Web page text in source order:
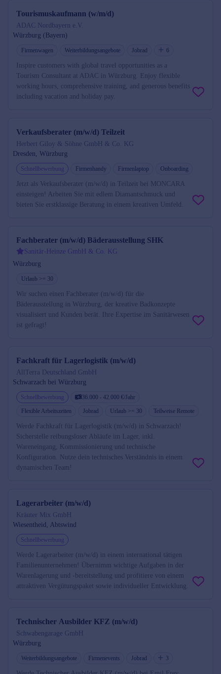
Tourismuskaufmann (w/m/d)
ADAC Nordbayern e.V.
Würzburg (Bayern)
Firmenwagen Weiterbildungsangebote Jobrad 6
Inspire customers with global travel opportunities as a
Tourism Consultant at ADAC in Würzburg. Enjoy flexible
working hours, comprehensive training, and generous benefits
including vacation and holiday pay.
Verkaufsberater (m/w/d) Teilzeit
Herbert Giloy & Söhne GmbH & Co. KG
Dresden, Würzburg
Schnellbewerbung Firmenhandy Firmenlaptop Onboarding
Jetzt als Verkaufsberater (m/w/d) in Teilzeit bei MONCARA
einsteigen! Arbeiten Sie mit edlem Diamantschmuck und
bieten Sie erstklassige Beratung in einem kreativen Umfeld.
Fachberater (m/w/d) Bäderausstellung SHK
Sanitär-Heinze GmbH & Co. KG
Würzburg
Urlaub >= 30
Wir suchen einen Fachberater (m/w/d) für die
Bäderausstellung in Würzburg, der kreative Badkonzepte
visualisiert und Kunden berät. Ihre Expertise im Sanitärwesen
ist gefragt!
Fachkraft für Lagerlogistik (m/w/d)
AllTerra Deutschland GmbH
Schwarzach bei Würzburg
Schnellbewerbung
36.000 - 42.000 €/Jahr
Flexible Arbeitszeiten
Jobrad Urlaub >= 30 Teilweise Remote
Werde Fachkraft für Lagerlogistik (m/w/d) in Schwarzach!
Sicherstelle reibungsloser Abläufe im Lager, inkl.
Wareneingang, Kommissionierung und technische
Konfiguration. Nutze dein technisches Verständnis in einem
dynamischen Team!
Lagerarbeiter (m/w/d)
Kräuter Mix GmbH
Wiesentheid, Abtswind
Schnellbewerbung
Werde Lagerarbeiter (m/w/d) in einem international tätigen
Familienunternehmen! Übernimm wichtige Aufgaben in der
Warenlagerung und -bereitstellung und profitiere von einem
attraktiven Vergütungspaket sowie individueller Entwicklung.
Technischer Ausbilder KFZ (m/w/d)
Schwabengarage GmbH
Würzburg
Weiterbildungsangebote Firmenevents Jobrad 3